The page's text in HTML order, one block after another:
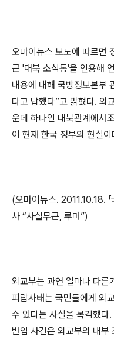
오마이뉴스 보도에 따르면
근 '대북 소식통'을 인용해
내용에 대해 국방정보본부
다고 답했다”고 밝혔다. 외
운데 하나인 대북관계에서
이 현재 한국 정부의 현실이
(오마이뉴스. 2011.10.18.
사 “사실무근, 루머”)
외교부는 과연 얼마나 다
피랍사태는 국민들에게 외
수 있다는 사실을 목격했다
반입 사건은 외교부의 내부